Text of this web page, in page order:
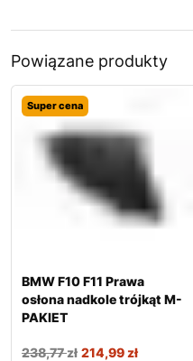
Powiązane produkty
Super cena
BMW F10 F11 Prawa
osłona nadkole trójkąt M-
PAKIET
238,77zł 214,99zł